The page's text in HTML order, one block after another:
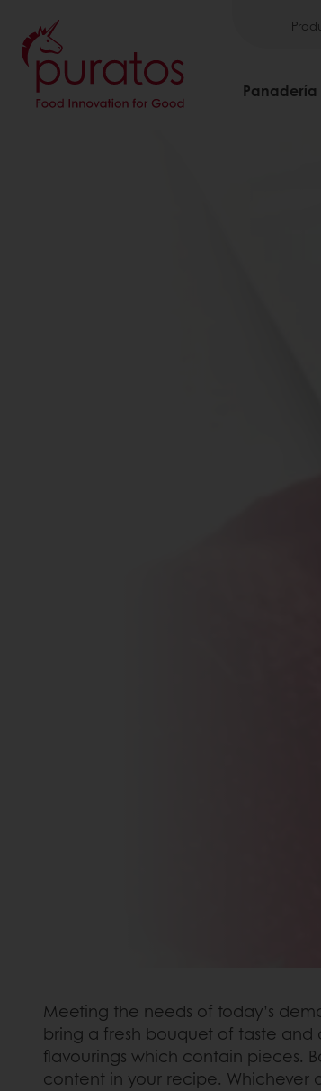
Panadería
Meeting the needs of today’s
bring a fresh bouquet of taste and
flavourings which contain pieces.
content in your recipe. Whichever